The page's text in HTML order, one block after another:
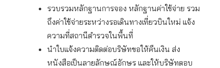
รวบรวมหลักฐานการจอง หลักฐานค่าใช้จ่าย รวม
ถึงค่าใช้จ่ายระหว่างรอเดินทางเที่ยวบินใหม่ แจ้ง
ความที่สถานีตำรวจในพื้นที่
นำใบแจ้งความติดต่อบริษัทขอให้คืนเงิน ส่ง
หนังสือเป็นลายลักษณ์อักษร และให้บริษัทตอบ